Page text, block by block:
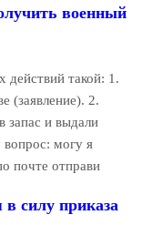
военный
такой: 1.
(заявление). 2.
запас и выдали
вопрос: могу я
почте отправи
в силу приказа